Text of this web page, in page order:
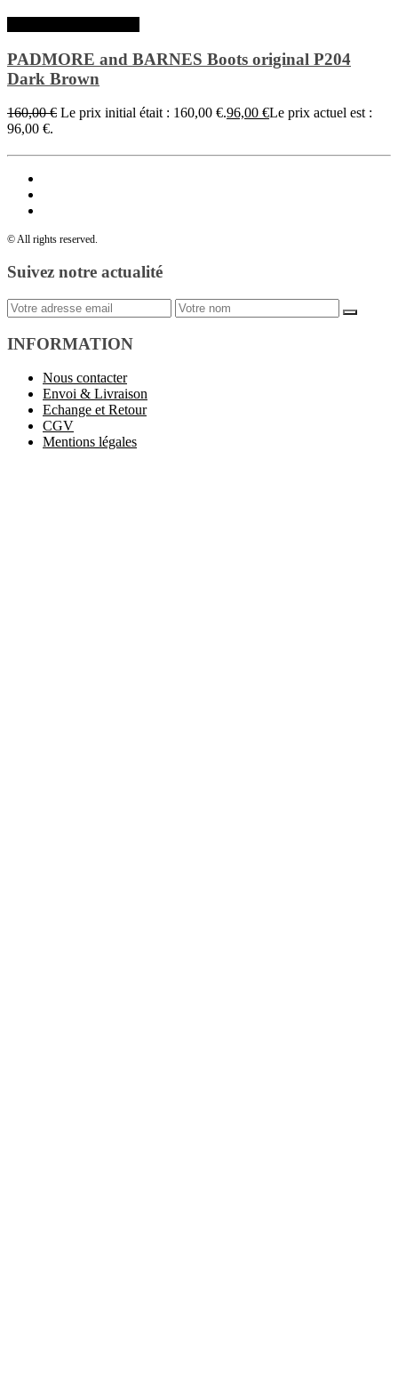
PADMORE and BARNES Boots original P204
Dark Brown
160,00€ Le prix initial était : 160,00 €.96,00 €Le prix actuel est :
96,00 €.
© All rights reserved.
Suivez notre actualité
INFORMATION
Nous contacter
Envoi & Livraison
Echange et Retour
CGV
Mentions légales